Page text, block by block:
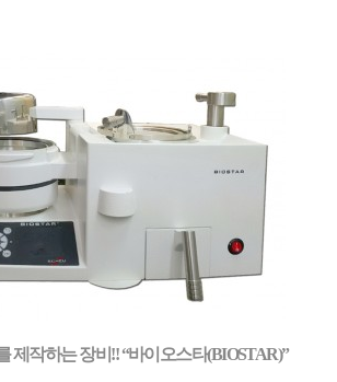
제작하는 장비!! “바이오스타(BIOSTAR)”